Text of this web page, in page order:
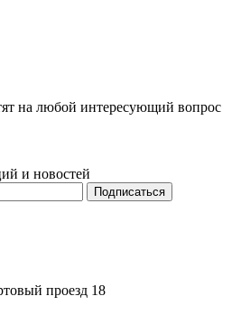
на любой интересующий вопрос
и новостей
Подписаться
проезд 18